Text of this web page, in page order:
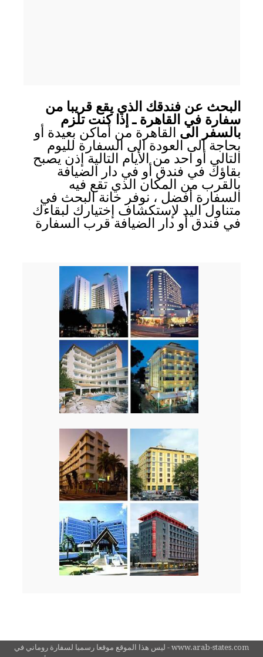
البحث عن فندقك الذي يقع قريبا من
سفارة في القاهرة ـ إذا كنت تلزم
بالسفر الى القاهرة من أماكن بعيدة أو
بحاجة الى العودة الى السفارة لليوم
التالي أو احد من الأيام التالية إذن يصبح
بقاؤك في فندق أو في دار الضيافة
بالقرب من المكان الذي تقع فيه
السفارة أفضل ، نوفر خانة البحث في
متناول اليد لإستكشاف إختيارك لبقاءك
في فندق أو دار الضيافة قرب السفارة
www.arab-states.com - ليس هذا الموقع موقعا رسميا لسفارة روماني في